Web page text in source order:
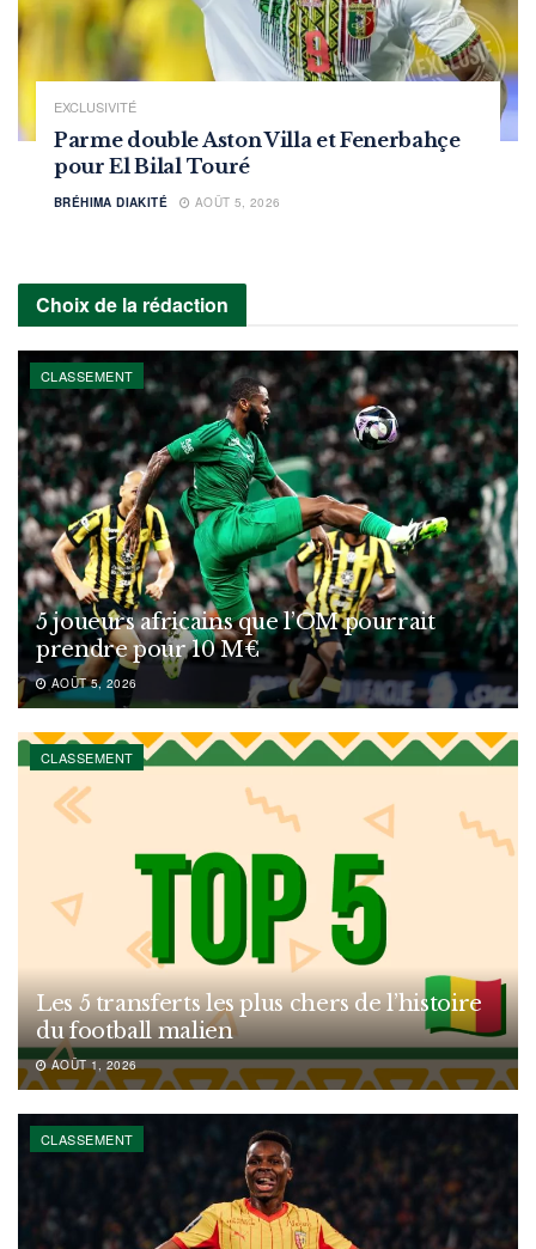
EXCLUSIVITÉ
Parme double Aston Villa et Fenerbahçe
pour El Bilal Touré
BRÉHIMA DIAKITÉ AOÛT 5, 2026
Choix de la rédaction
CLASSEMENT
5 joueurs africains que l’OM pourrait
prendre pour 10 M€
AOÛT 5, 2026
CLASSEMENT
Les 5 transferts les plus chers de l’histoire
du football malien
AOÛT 1, 2026
CLASSEMENT